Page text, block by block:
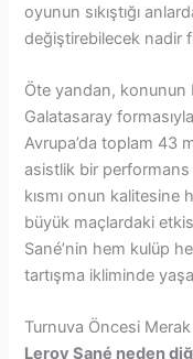
oyunun sıkıştığı
değiştirebilecek nadir
Öte yandan, konunun
Galatasaray
Avrupa’da toplam 43
asistlik bir performans
kısmı onun kalitesine
büyük maçlardaki
Sané’nin hem kulüp
tartışma ikliminde
Turnuva Öncesi
Leroy Sané neden